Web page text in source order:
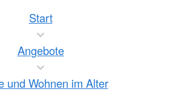
Start
Angebote
und Wohnen im Alter